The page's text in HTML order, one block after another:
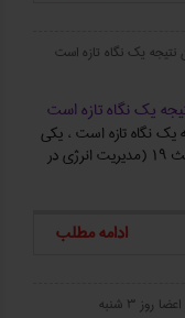
یک نگاه تازه است
یک نگاه تازه است
نگاه تازه است ، یکی
از اقدامات شاخص امسال، برگزاری همایش بزرگ مبحث ۱۹ (مدیریت انرژی در
ادامه مطلب
جلسه کمیسیون تخصصی نقشه برداری با حضور اعضا روز ۳ شنبه